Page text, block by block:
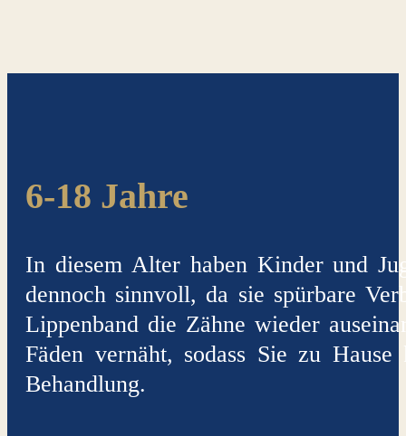
6-18 Jahre
In diesem Alter haben Kinder und
dennoch sinnvoll, da sie spürbare
Lippenband die Zähne wieder
Fäden vernäht, sodass Sie zu
Behandlung.